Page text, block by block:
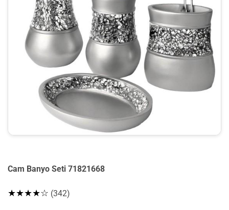
Cam Banyo Seti 71821668
★★★★☆ (342)